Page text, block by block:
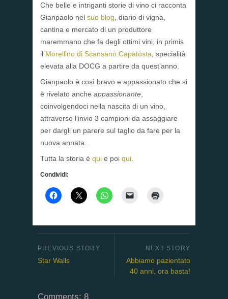
Che belle e intriganti storie di vino ci racconta
Gianpaolo nel suo blog , diario di vigna,
cantina e mercato di un produttore
maremmano che fa degli ottimi vini, in primis
il Morellino di Scansano Capatosta , specialità
elevata alla DOCG a partire da quest’anno.
Gianpaolo è così bravo e appassionato che si
è rivelato anche appassionante
coinvolgendoci nella nascita di un vino,
attraverso l’invio 3 campioni da assaggiare
per dargli un parere sul taglio da fare per la
nuova annata.
Tutta la storia è qui e poi qui
Condividi:
Star Walls
Abbiamo pazientato
40 anni, ora basta!
Comments: 8